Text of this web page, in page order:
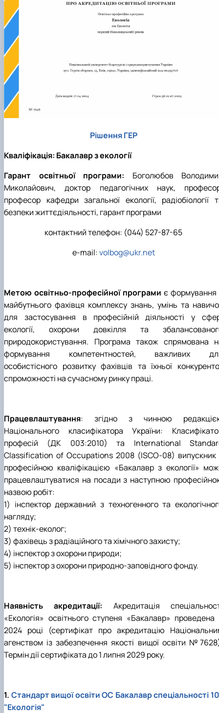
Забезпечення ОПП «Екологічний контроль
Рішення ГЕР
Кваліфікація: Бакалавр з екології
Гарант освітньої програми: Боголюбов
Миколайович, доктор педагогічних наук,
професор кафедри загальної екології, радіобіології
безпеки життєдіяльності, гарант програми
контактний телефон: (044) 527-87-65
e-mail:volbog@ukr.net
Метою освітньо-професійної програми є формування
майбутнього фахівця комплексу знань, умінь та
для застосування в професійній діяльності у
екології, охорони довкілля та
природокористування. Програма також спрямована
формування компетентностей, важливих
особистісного розвитку фахівців та їхньої
спроможності на сучасному ринку праці.
Працевлаштування: згідно з чинною
Національного класифікатора України:
професій (ДК 003:2010) та International
Classification of Occupations 2008 (ISCO-08) випускник
професійною кваліфікацією «Бакалавр з екології»
працевлаштуватися на посади з наступною
назвою робіт:
1) інспектор державний з техногенного та
нагляду;
2) технік-еколог;
3) фахівець з радіаційного та хімічного захисту;
4) інспектор з охорони природи;
5) інспектор з охорони природно-заповідного фонду.
Наявність акредитації: Акредитація
«Екологія» освітнього ступеня «Бакалавр» проведена
2024 році (сертифікат про акредитацію
агенством із забезпечення якості вищої освіти
Термін дії сертифіката до 1 липня 2029 року.
1. Стандарт вищої освіти ОС Бакалавр спеціальності
"Екологія"